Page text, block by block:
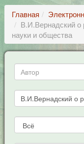
Главная
В.И.Вернадский о
науки и общества